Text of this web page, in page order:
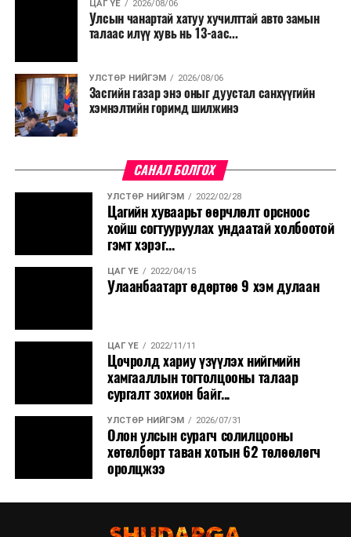
хаагчдыг зарим өдрүүдэд цахимаар ажиллуулах арга
хэмжээг үргэлжлүүлэхийг үүрэг болголоо.
Төсвийн сахилга бат сайжирч, эдийн засгийн нөхцөл
байдал хэвийн болсон тохиолдолд эдгээр
хязгаарлалтыг үе шаттайгаар сулруулах юм.
ЦАГ ҮЕ 2026/08/06
Улсын чанартай хатуу хучилттай авто замын
талаас илүү хувь нь 13-аас...
УЛСТӨР НИЙГЭМ 2026/08/06
Засгийн газар энэ оныг дуустал санхүүгийн
хэмнэлтийн горимд шилжинэ
САНАЛ БОЛГОХ
УЛСТӨР НИЙГЭМ 2022/02/28
Цагийн хуваарьт өөрчлөлт орсноос
хойш согтууруулах ундаатай холбоотой
гэмт хэрэг...
ЦАГ ҮЕ 2022/04/15
Улаанбаатарт өдөртөө 9 хэм дулаан
ЦАГ ҮЕ 2022/11/11
Цочролд хариу үзүүлэх нийгмийн
хамгааллын тогтолцооны талаар
сургалт зохион байг...
УЛСТӨР НИЙГЭМ 2026/07/31
Олон улсын сурагч солилцооны
хөтөлбөрт таван хотын 62 төлөөлөгч
оролцжээ